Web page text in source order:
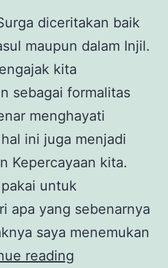
diceritakan baik
maupun dalam Injil.
kita
sebagai formalitas
menghayati
ini juga menjadi
Kepercayaan kita.
untuk
apa yang sebenarnya
saya menemukan
reading